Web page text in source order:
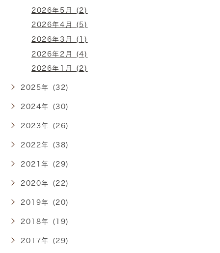
2026年5月 (2)
2026年4月 (5)
2026年3月 (1)
2026年2月 (4)
2026年1月 (2)
2025年 (32)
2024年 (30)
2023年 (26)
2022年 (38)
2021年 (29)
2020年 (22)
2019年 (20)
2018年 (19)
2017年 (29)